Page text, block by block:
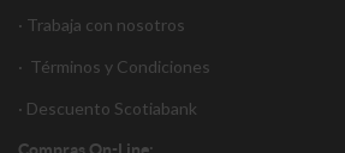
· Trabaja con nosotros
· Términos y Condiciones
· Descuento Scotiabank
Compras On-Line: